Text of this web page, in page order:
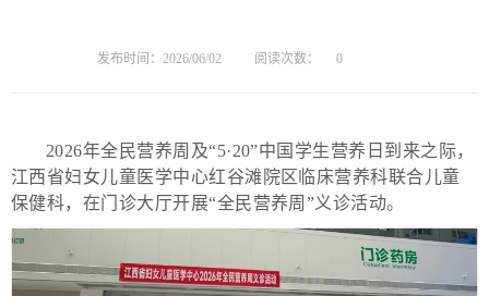
发布时间：2026/06/02 阅读次数： 0
2026年全民营养周及“5·20”中国学生营养日到来之际，
江西省妇女儿童医学中心红谷滩院区临床营养科联合儿童
保健科，在门诊大厅开展“全民营养周”义诊活动。